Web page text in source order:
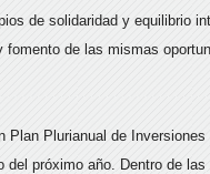
de solidaridad y equilibrio
fomento de las mismas
Plan Plurianual de
del próximo año. Dentro de